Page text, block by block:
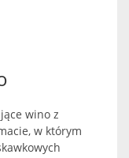
wino z
w którym